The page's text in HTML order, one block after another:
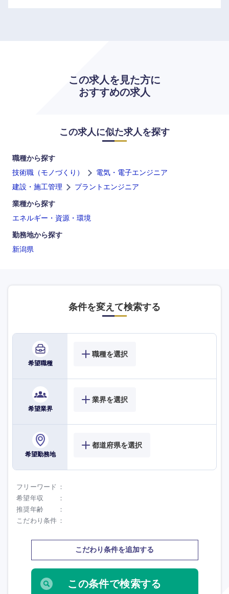
この求人を見た方に
おすすめの求人
この求人に似た求人を探す
職種から探す
技術職（モノづくり）
電気・電子エンジニア
建設・施工管理
プラントエンジニア
業種から探す
エネルギー・資源・環境
勤務地から探す
新潟県
条件を変えて検索する
希望職種
職種を選択
希望業界
業界を選択
希望勤務地
都道府県を選択
フリーワード
希望年収
推奨年齢
こだわり条件
こだわり条件を追加する